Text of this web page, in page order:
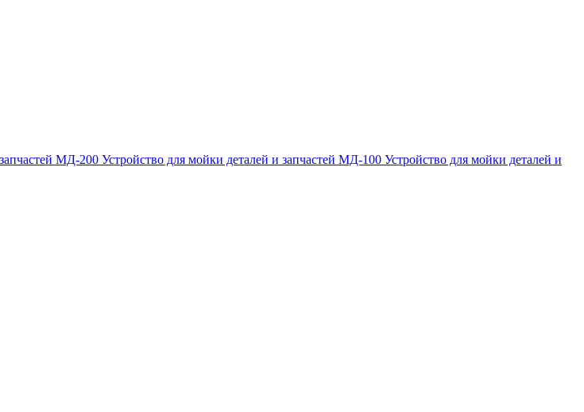
МД-200 Устройство для мойки деталей и запчастей МД-100 Устройство для мойки деталей и